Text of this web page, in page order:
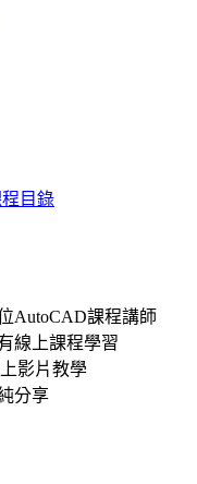
目錄
AutoCAD課程講師
線上課程學習
影片教學
分享